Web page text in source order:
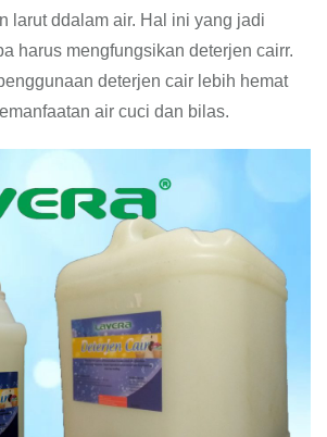
larut ddalam air. Hal ini yang jadi
harus mengfungsikan deterjen cairr.
deterjen cair lebih hemat
air cuci dan bilas.